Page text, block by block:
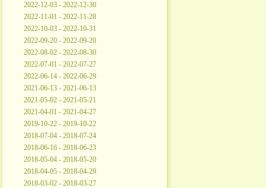
2022-12-03 - 2022-12-30
2022-11-01 - 2022-11-28
2022-10-03 - 2022-10-31
2022-09-20 - 2022-09-20
2022-08-02 - 2022-08-30
2022-07-01 - 2022-07-27
2022-06-14 - 2022-06-29
2021-06-13 - 2021-06-13
2021-05-02 - 2021-05-21
2021-04-01 - 2021-04-27
2019-10-22 - 2019-10-22
2018-07-04 - 2018-07-24
2018-06-16 - 2018-06-23
2018-05-04 - 2018-05-20
2018-04-05 - 2018-04-29
2018-03-02 - 2018-03-27